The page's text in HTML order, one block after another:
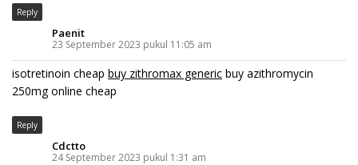
Reply
Paenit
23 September 2023 pukul 11:05 am
isotretinoin cheap buy zithromax generic buy azithromycin
250mg online cheap
Reply
Cdctto
24 September 2023 pukul 1:31 am